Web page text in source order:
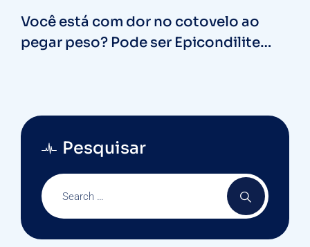
Você está com dor no cotovelo ao
pegar peso? Pode ser Epicondilite
Pesquisar